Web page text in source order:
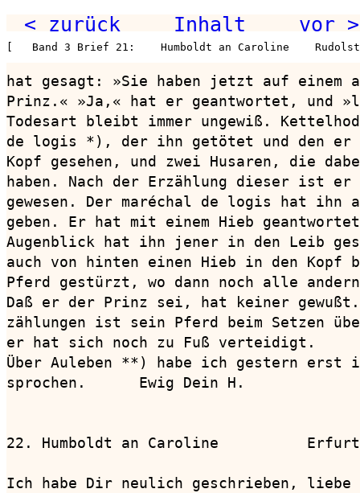
< zurück Inhalt vor >
[   Band 3 Brief 21:    Humboldt an Caroline
hat gesagt: »Sie haben jetzt auf einem
Prinz.« »Ja,« hat er geantwortet, und
Todesart bleibt immer ungewiß.
de logis *), der ihn getötet und den er
Kopf gesehen, und zwei Husaren, die
haben. Nach der Erzählung dieser ist er
gewesen. Der maréchal de logis hat
geben. Er hat mit einem Hieb
Augenblick hat ihn jener in den Leib
auch von hinten einen Hieb in den Kopf
Pferd gestürzt, wo dann noch alle
Daß er der Prinz sei, hat keiner gewußt.
zählungen ist sein Pferd beim Setzen
er hat sich noch zu Fuß verteidigt.
Über Auleben **) habe ich gestern erst
sprochen.      Ewig Dein H.
22. Humboldt an Caroline          Erfurt,
Ich habe Dir neulich geschrieben,